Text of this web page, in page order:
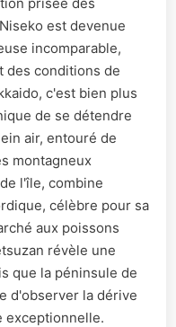
est devenue
incomparable,
des conditions de
c'est bien plus
de se détendre
air, entouré de
montagneux
l'île, combine
célèbre pour sa
aux poissons
révèle une
que la péninsule de
d'observer la dérive
exceptionnelle.